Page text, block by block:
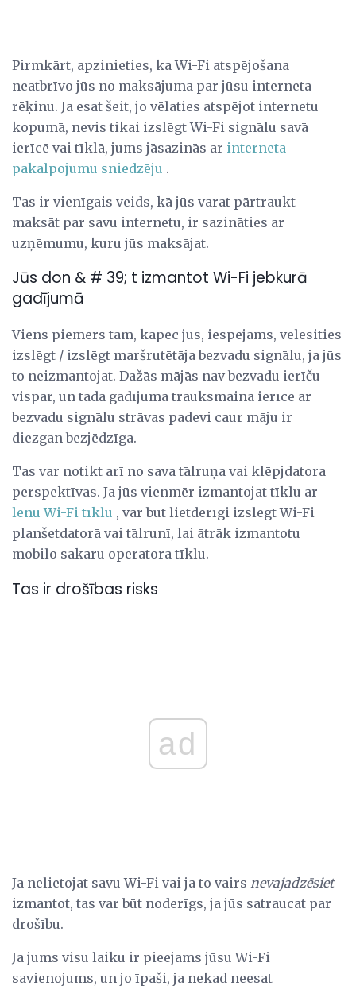
Pirmkārt, apzinieties, ka Wi-Fi atspējošana
neatbrīvo jūs no maksājuma par jūsu interneta
rēķinu. Ja esat šeit, jo vēlaties atspējot internetu
kopumā, nevis tikai izslēgt Wi-Fi signālu savā
ierīcē vai tīklā, jums jāsazinās ar interneta
pakalpojumu sniedzēju .
Tas ir vienīgais veids, kā jūs varat pārtraukt
maksāt par savu internetu, ir sazināties ar
uzņēmumu, kuru jūs maksājat.
Jūs don & # 39; t izmantot Wi-Fi jebkurā
gadījumā
Viens piemērs tam, kāpēc jūs, iespējams, vēlēsities
izslēgt / izslēgt maršrutētāja bezvadu signālu, ja jūs
to neizmantojat. Dažās mājās nav bezvadu ierīču
vispār, un tādā gadījumā trauksmainā ierīce ar
bezvadu signālu strāvas padevi caur māju ir
diezgan bezjēdzīga.
Tas var notikt arī no sava tālruņa vai klēpjdatora
perspektīvas. Ja jūs vienmēr izmantojat tīklu ar
lēnu Wi-Fi tīklu , var būt lietderīgi izslēgt Wi-Fi
planšetdatorā vai tālrunī, lai ātrāk izmantotu
mobilo sakaru operatora tīklu.
Tas ir drošības risks
ad
Ja nelietojat savu Wi-Fi vai ja to vairs nevajadzēsiet
izmantot, tas var būt noderīgs, ja jūs satraucat par
drošību.
Ja jums visu laiku ir pieejams jūsu Wi-Fi
savienojums, un jo īpaši, ja nekad neesat